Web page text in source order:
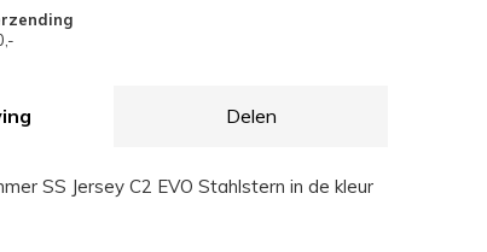
Delen
SS Jersey C2 EVO Stahlstern in de kleur